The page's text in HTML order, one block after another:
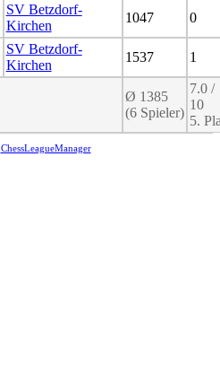
SV Betzdorf-
Kirchen
1047 0
SV Betzdorf-
Kirchen
1537 1
Ø 1385
(6 Spieler)
7.0 /
10
5.
ChessLeagueManager